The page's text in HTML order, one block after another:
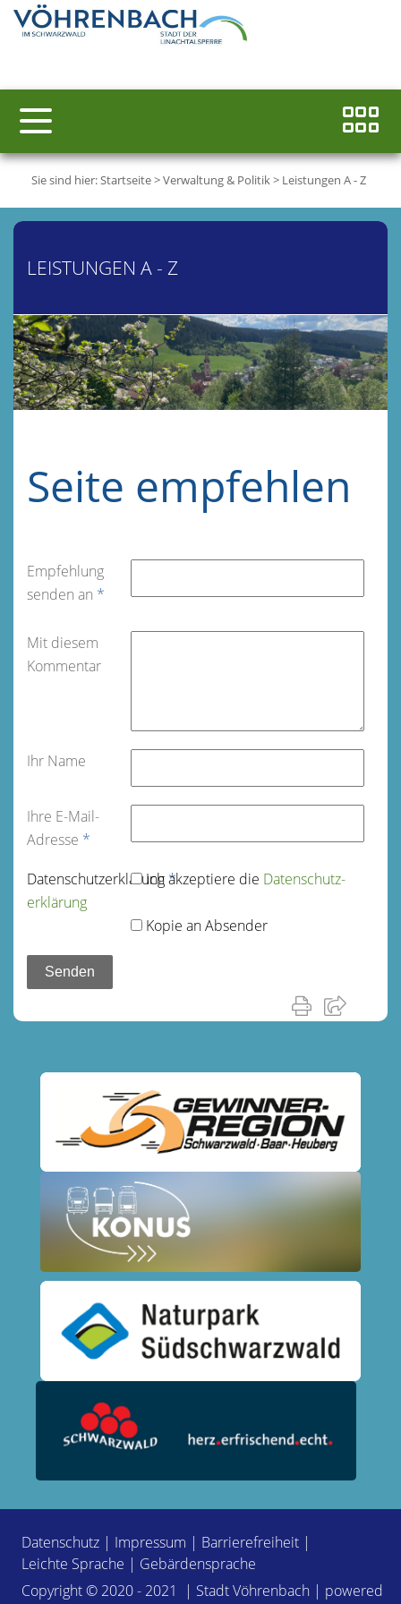
Sie sind hier:Startseite>Verwaltung & Politik> Leistungen A - Z
LEISTUNGEN A - Z
Seite empfehlen
Empfehlung
senden an *
Mit diesem
Kommentar
Ihr Name
Ihre E-Mail-
Adresse *
Datenschutz­erklärung*
Ich akzeptiere die Datenschutz­
erklärung
Kopie an Absender
Datenschutz | Impressum | Barrierefreiheit |
Leichte Sprache | Gebärdensprache
Copyright © 2020 - 2021 | Stadt Vöhrenbach | powered